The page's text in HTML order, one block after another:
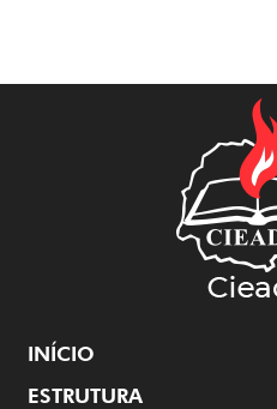
INÍCIO
ESTRUTURA